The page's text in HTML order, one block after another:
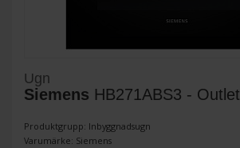
Ugn
Siemens HB271ABS3 - Outlet
Produktgrupp: Inbyggnadsugn
Varumärke: Siemens